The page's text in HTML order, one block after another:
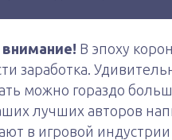
В эпоху
заработка.
можно гораздо
лучших авторов
в игровой